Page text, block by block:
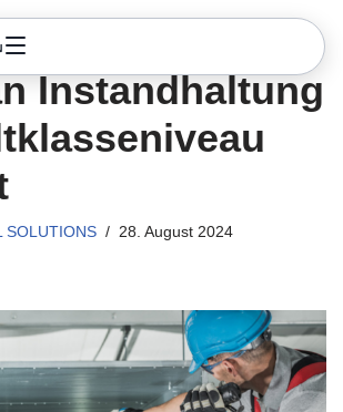
Instandhaltung
SOLUTIONS 28. August 2024